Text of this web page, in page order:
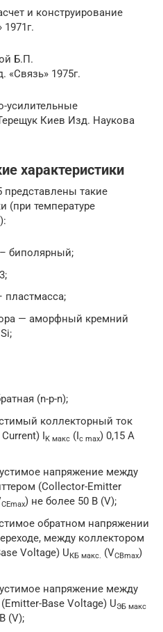
и конструирование
Б.П.
«Связь» 1975г.
Киев Изд. Наукова
характеристики
представлены такие
(при температуре
биполярный;
пластмасса;
— аморфный кремний
(n-p-n);
коллекторный ток
IK макс (Ic max) 0,15 А
напряжение между
(Collector-Emitter
CEmax) не более 50 В (V);
обратном напряжении
между коллектором
Voltage) UКБ макс. (VCBmax)
напряжение между
Base Voltage) UЭБ макс
(V);